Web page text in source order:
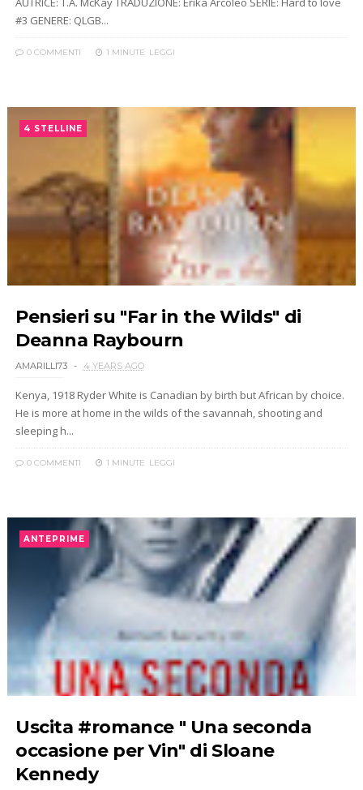
#3 GENERE: QLGB...
0 COMMENTI 1 MINUTE LEGGI
4 STELLINE
Pensieri su "Far in the Wilds" di
Deanna Raybourn
AMARILLI73 4 YEARS AGO
Kenya, 1918 Ryder White is Canadian by birth but African by choice.
He is more at home in the wilds of the savannah, shooting and
sleeping h...
0 COMMENTI 1 MINUTE LEGGI
ANTEPRIME
Uscita #romance " Una seconda
occasione per Vin" di Sloane
Kennedy